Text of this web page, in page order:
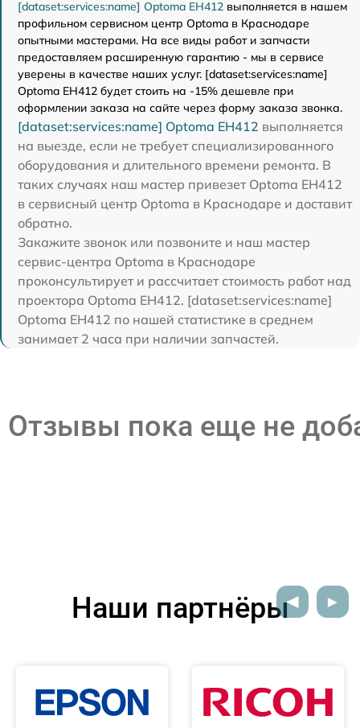
[dataset:services:name] Optoma EH412 выполняется в нашем
профильном сервисном центр Optoma в Краснодаре
опытными мастерами. На все виды работ и запчасти
предоставляем расширенную гарантию - мы в сервисе
уверены в качестве наших услуг. [dataset:services:name]
Optoma EH412 будет стоить на -15% дешевле при
оформлении заказа на сайте через форму заказа звонка.
[dataset:services:name] Optoma EH412 выполняется
на выезде, если не требует специализированного
оборудования и длительного времени ремонта. В
таких случаях наш мастер привезет Optoma EH412
в сервисный центр Optoma в Краснодаре и доставит
обратно.
Закажите звонок или позвоните и наш мастер
сервис-центра Optoma в Краснодаре
проконсультирует и рассчитает стоимость работ над
проектора Optoma EH412. [dataset:services:name]
Optoma EH412 по нашей статистике в среднем
занимает 2 часа при наличии запчастей.
Отзывы пока еще не
Наши партнёры